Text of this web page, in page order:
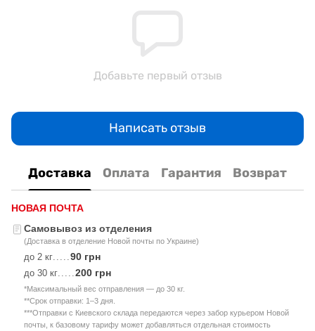
Добавьте первый отзыв
Написать отзыв
Доставка Оплата Гарантия Возврат
НОВАЯ ПОЧТА
Самовывоз из отделения
(Доставка в отделение Новой почты по Украине)
до 2 кг 90 грн
до 30 кг 200 грн
*Максимальный вес отправления — до 30 кг.
**Срок отправки: 1–3 дня.
***Отправки с Киевского склада передаются через забор курьером Новой
почты, к базовому тарифу может добавляться отдельная стоимость